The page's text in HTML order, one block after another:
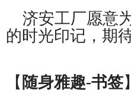
济安工厂愿意
的时光印记，期
【 随身雅趣-书签】